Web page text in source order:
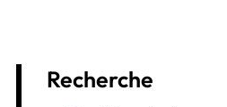
Recherche